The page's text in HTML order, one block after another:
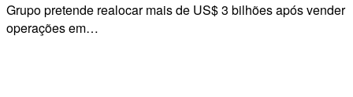
Grupo pretende realocar mais de US$ 3 bilhões após vender
operações em…